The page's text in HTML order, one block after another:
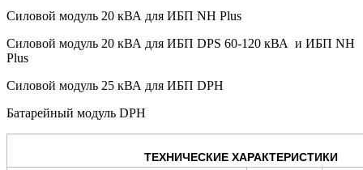
Силовой модуль 20 кВА для ИБП NH Plus
Силовой модуль 20 кВА для ИБП DPS 60-120 кВА и ИБП NH
Plus
Силовой модуль 25 кВА для ИБП DPH
Батарейный модуль DPH
ТЕХНИЧЕСКИЕ ХАРАКТЕРИСТИКИ